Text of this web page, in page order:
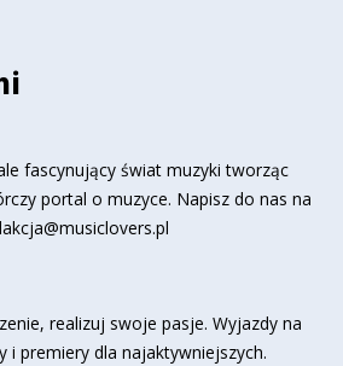
fascynujący świat muzyki tworząc
portal o muzyce. Napisz do nas na
realizuj swoje pasje. Wyjazdy na
i premiery dla najaktywniejszych.